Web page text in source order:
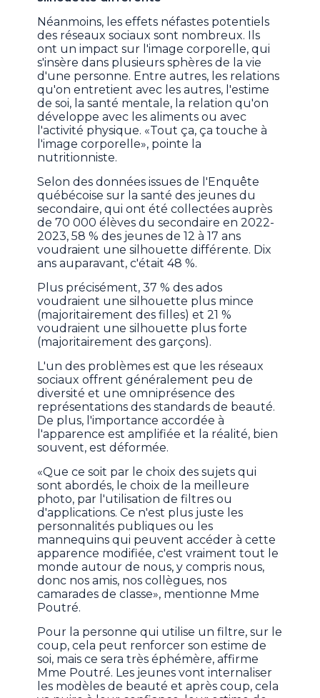
Néanmoins, les effets néfastes potentiels
des réseaux sociaux sont nombreux. Ils
ont un impact sur l'image corporelle, qui
s'insère dans plusieurs sphères de la vie
d'une personne. Entre autres, les relations
qu'on entretient avec les autres, l'estime
de soi, la santé mentale, la relation qu'on
développe avec les aliments ou avec
l'activité physique. «Tout ça, ça touche à
l'image corporelle», pointe la
nutritionniste.
Selon des données issues de l'Enquête
québécoise sur la santé des jeunes du
secondaire, qui ont été collectées auprès
de 70 000 élèves du secondaire en 2022-
2023, 58 % des jeunes de 12 à 17 ans
voudraient une silhouette différente. Dix
ans auparavant, c'était 48 %.
Plus précisément, 37 % des ados
voudraient une silhouette plus mince
(majoritairement des filles) et 21 %
voudraient une silhouette plus forte
(majoritairement des garçons).
L'un des problèmes est que les réseaux
sociaux offrent généralement peu de
diversité et une omniprésence des
représentations des standards de beauté.
De plus, l'importance accordée à
l'apparence est amplifiée et la réalité, bien
souvent, est déformée.
«Que ce soit par le choix des sujets qui
sont abordés, le choix de la meilleure
photo, par l'utilisation de filtres ou
d'applications. Ce n'est plus juste les
personnalités publiques ou les
mannequins qui peuvent accéder à cette
apparence modifiée, c'est vraiment tout le
monde autour de nous, y compris nous,
donc nos amis, nos collègues, nos
camarades de classe», mentionne Mme
Poutré.
Pour la personne qui utilise un filtre, sur le
coup, cela peut renforcer son estime de
soi, mais ce sera très éphémère, affirme
Mme Poutré. Les jeunes vont internaliser
les modèles de beauté et après coup, cela